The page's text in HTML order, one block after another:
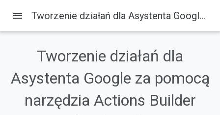
Na tej stronie
1. Przegląd
Co utworzysz
Czego się nauczysz
Czego potrzebujesz
menu Tworzenie działań dla Asystenta Google za pomocą narzędzia Actions Builder (poziom 2)
Tworzenie działań dla
Asystenta Google za pomocą
narzędzia Actions Builder